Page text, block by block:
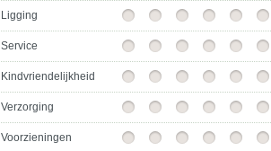
Ligging
Service
Kindvriendelijkheid
Verzorging
Voorzieningen